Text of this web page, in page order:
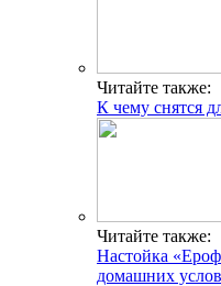
Читайте также:
К чему снятся
Читайте также:
Настойка
домашних